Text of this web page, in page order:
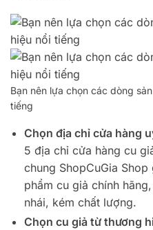
Bạn nên lựa chọn các dòng
tiếng
Chọn địa chỉ cửa hàng
5 địa chỉ cửa hàng cu
chung ShopCuGia
phẩm cu giả chính
nhái, kém chất lượng.
Chọn cu giả từ thương